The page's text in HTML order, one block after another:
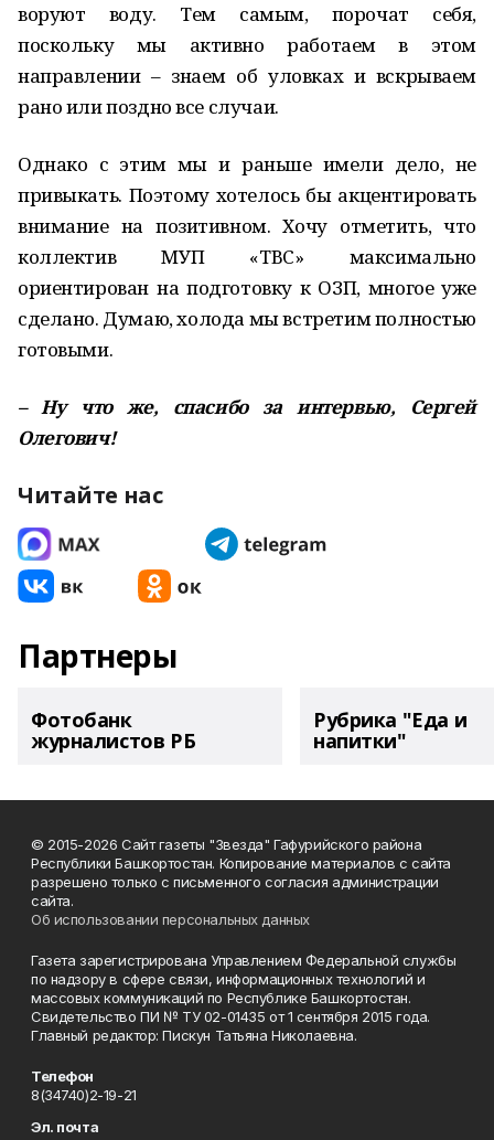
воруют воду. Тем самым, порочат себя,
поскольку мы активно работаем в этом
направлении – знаем об уловках и вскрываем
рано или поздно все случаи.
Однако с этим мы и раньше имели дело, не
привыкать. Поэтому хотелось бы акцентировать
внимание на позитивном. Хочу отметить, что
коллектив МУП «ТВС» максимально
ориентирован на подготовку к ОЗП, многое уже
сделано. Думаю, холода мы встретим полностью
готовыми.
– Ну что же, спасибо за интервью, Сергей
Олегович!
Читайте нас
Партнеры
Фотобанк
журналистов РБ
Рубрика "Еда и
напитки"
© 2015-2026 Сайт газеты "Звезда" Гафурийского района
Республики Башкортостан. Копирование материалов с сайта
разрешено только с письменного согласия администрации
сайта.
Об использовании персональных данных
Газета зарегистрирована Управлением Федеральной службы
по надзору в сфере связи, информационных технологий и
массовых коммуникаций по Республике Башкортостан.
Свидетельство ПИ № ТУ 02-01435 от 1 сентября 2015 года.
Главный редактор: Пискун Татьяна Николаевна.
Телефон
8(34740)2-19-21
Эл. почта